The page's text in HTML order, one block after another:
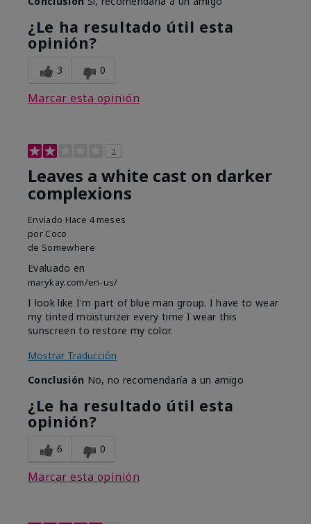
¿Le ha resultado útil esta
opinión?
3 0
Marcar esta opinión
2
Leaves a white cast on darker
complexions
Enviado Hace 4 meses
por Coco
de Somewhere
Evaluado en
marykay.com/en-us/
I look like I'm part of blue man group. I have to wear
my tinted moisturizer every time I wear this
sunscreen to restore my color.
Mostrar Traducción
Conclusión No, no recomendaría a un amigo
¿Le ha resultado útil esta
opinión?
6 0
Marcar esta opinión